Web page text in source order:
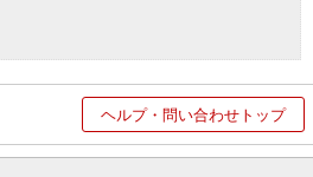
ヘルプ・問い合わせトップ